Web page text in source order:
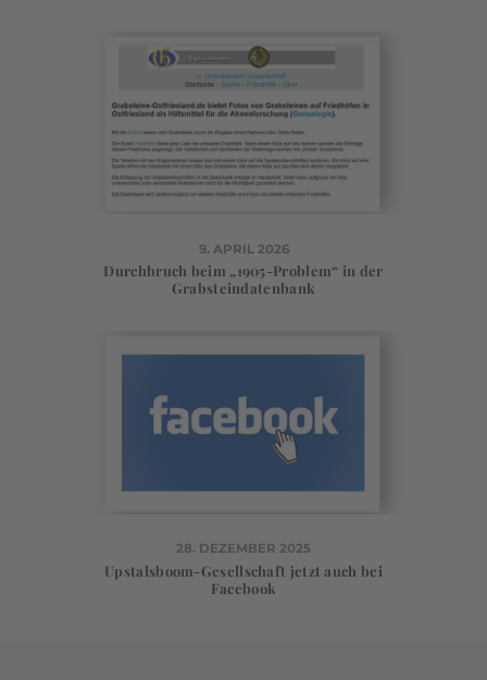
9. APRIL 2026
Durchbruch beim „1905-Problem“ in der
Grabsteindatenbank
28. DEZEMBER 2025
Upstalsboom-Gesellschaft jetzt auch bei
Facebook